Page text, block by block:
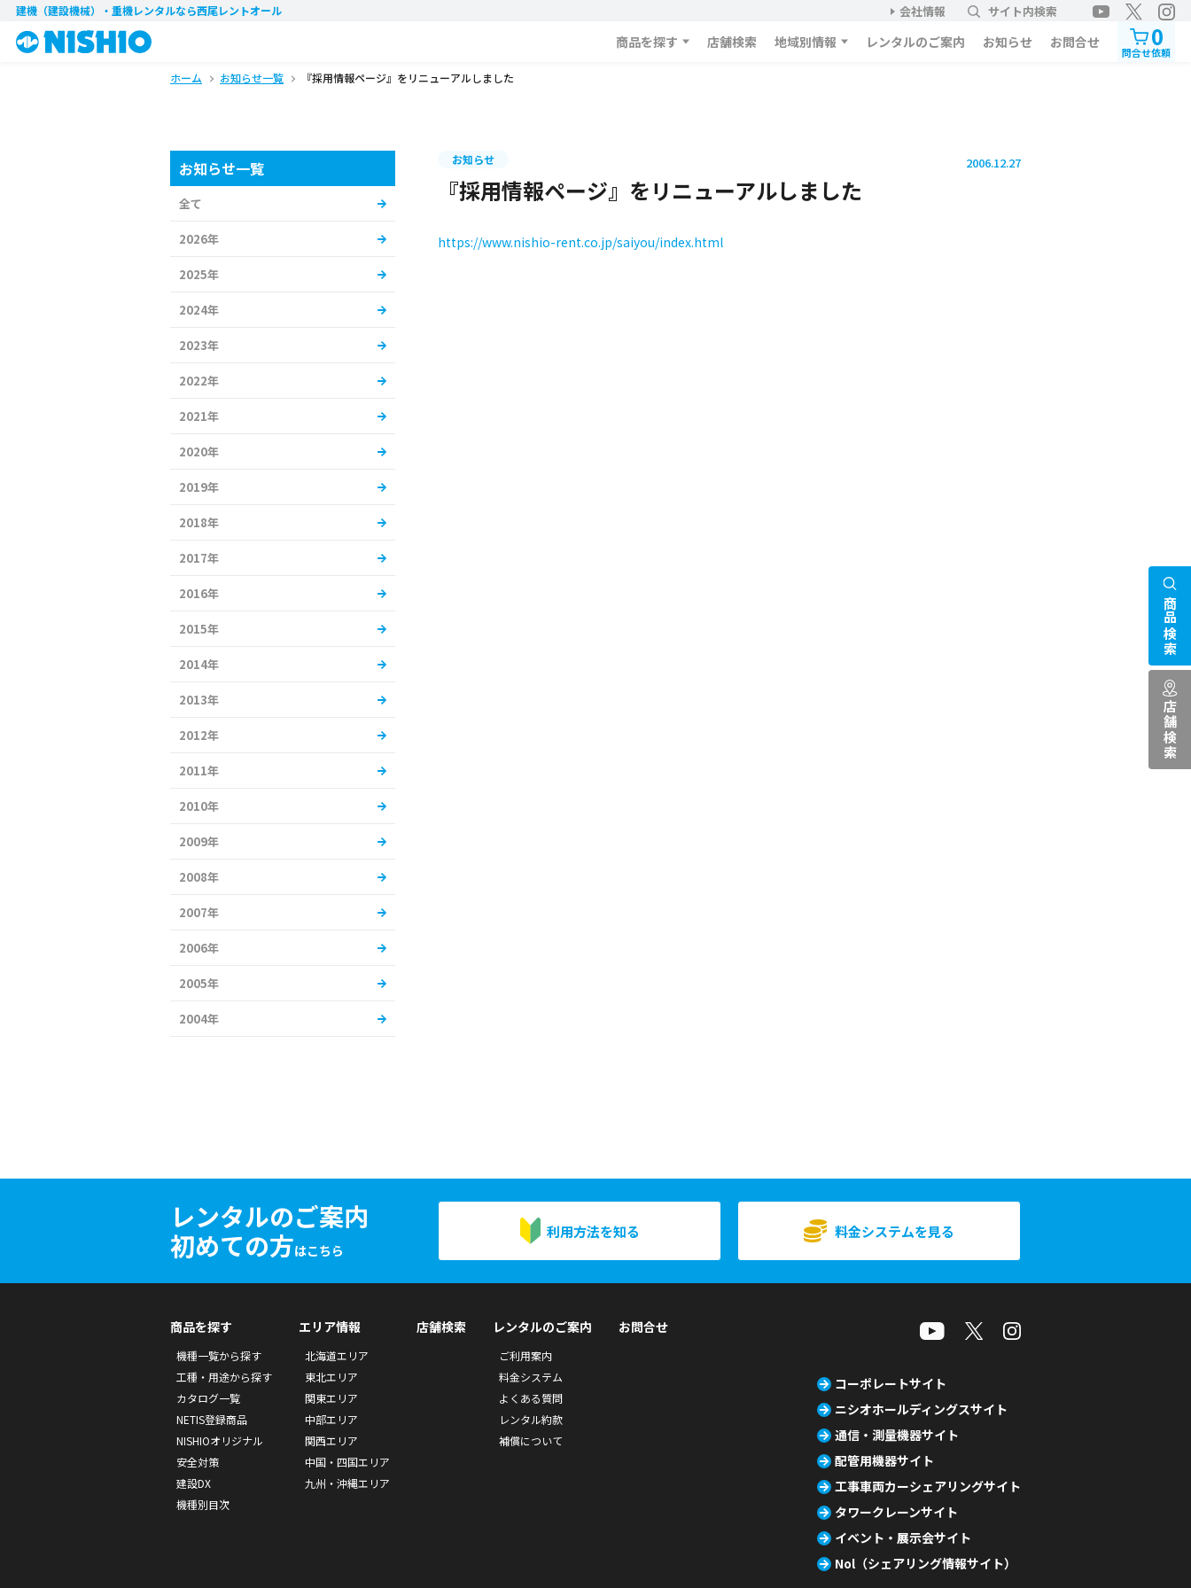
建機（建設機械）・重機レンタルなら西尾レントオール 会社情報 サイト内検索
商品を探す 店舗検索 地域別情報 レンタルのご案内 お知らせ お問合せ 0
問合せ依頼
ホーム お知らせ一覧 『採用情報ページ』をリニューアルしました
お知らせ 2006.12.27
『採用情報ページ』をリニューアルしました
https://www.nishio-rent.co.jp/saiyou/index.html
お知らせ一覧
全て
2026年
2025年
2024年
2023年
2022年
2021年
2020年
2019年
2018年
2017年
2016年
2015年
2014年
2013年
2012年
2011年
2010年
2009年
2008年
2007年
2006年
2005年
2004年
レンタルのご案内
初めての方はこちら
利用方法を知る 料金システムを見る
商品検索
店舗検索
商品を探す
機種一覧から探す
工種・用途から探す
カタログ一覧
NETIS登録商品
NISHIOオリジナル
安全対策
建設DX
機種別目次
エリア情報
北海道エリア
東北エリア
関東エリア
中部エリア
関西エリア
中国・四国エリア
九州・沖縄エリア
店舗検索 レンタルのご案内
ご利用案内
料金システム
よくある質問
レンタル約款
補償について
お問合せ
コーポレートサイト
ニシオホールディングスサイト
通信・測量機器サイト
配管用機器サイト
工事車両カーシェアリングサイト
タワークレーンサイト
イベント・展示会サイト
Nol（シェアリング情報サイト）